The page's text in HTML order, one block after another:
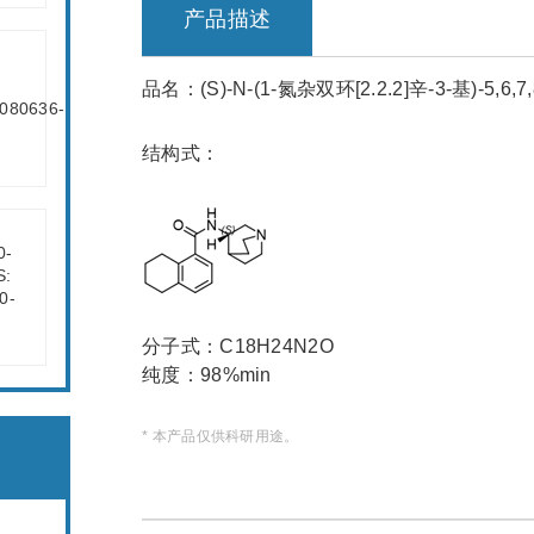
产品描述
品名：(S)-N-(1-氮杂双环[2.2.2]辛-3-基)-
结构式：
分子式：C18H24N2O
纯度：98%min
* 本产品仅供科研用途。